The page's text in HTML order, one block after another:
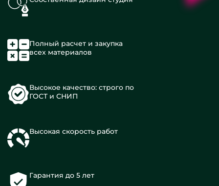
Полный расчет и закупка
всех материалов
Высокое качество: строго по
ГОСТ и СНИП
Высокая скорость работ
Гарантия до 5 лет